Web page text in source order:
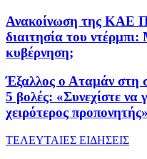
Ανακοίνωση της ΚΑΕ
διαιτησία του
κυβέρνηση;
Έξαλλος ο Αταμάν στη
5 βολές: «Συνεχίστε να
χειρότερος
ΤΕΛΕΥΤΑΙΕΣ ΕΙΔΗΣΕΙΣ